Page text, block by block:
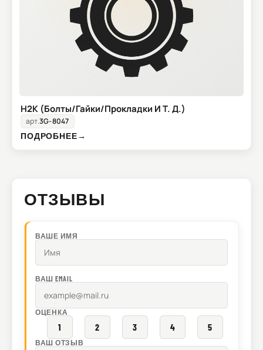
H2K (Болты/Гайки/Прокладки И Т. Д.)
арт.3G-8047
ПОДРОБНЕЕ→
ОТЗЫВЫ
ВАШЕ ИМЯ
ВАШ EMAIL
ОЦЕНКА
1 2 3 4 5
ВАШ ОТЗЫВ